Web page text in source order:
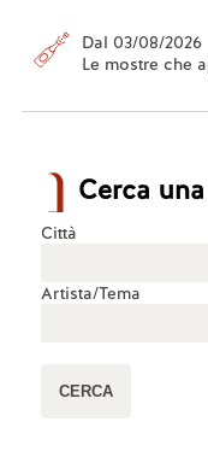
Dal 03/08/
Le mostre che
Cerca
Città
Artista/Tema